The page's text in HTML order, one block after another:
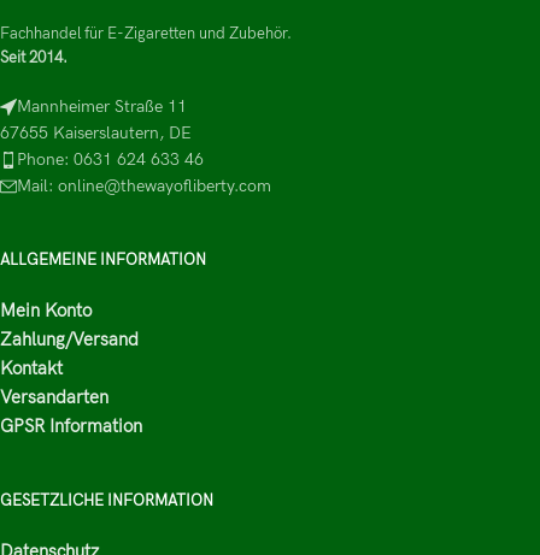
Fachhandel für E-Zigaretten und Zubehör.
Seit 2014.
Mannheimer Straße 11
67655 Kaiserslautern, DE
Phone: 0631 624 633 46
Mail: online@thewayofliberty.com
ALLGEMEINE INFORMATION
Mein Konto
Zahlung/Versand
Kontakt
Versandarten
GPSR Information
GESETZLICHE INFORMATION